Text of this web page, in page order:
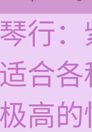
行
合
高